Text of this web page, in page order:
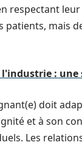
leur
patients, mais
:
doit
et à son
Les